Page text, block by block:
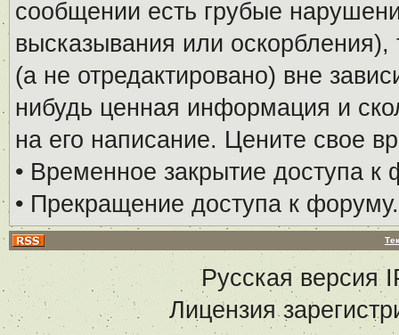
сообщении есть грубые
высказывания или
(а не отредактировано) вне
нибудь ценная информация и
на его написание. Цените свое
• Временное закрытие доступа к
• Прекращение доступа к форуму.
Русская версия
Лицензия